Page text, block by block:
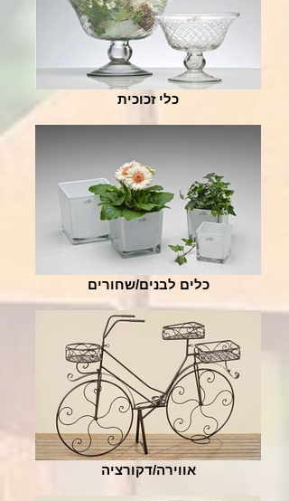
כלי זכוכית
כלים לבנים/שחורים
אווירה/דקורציה